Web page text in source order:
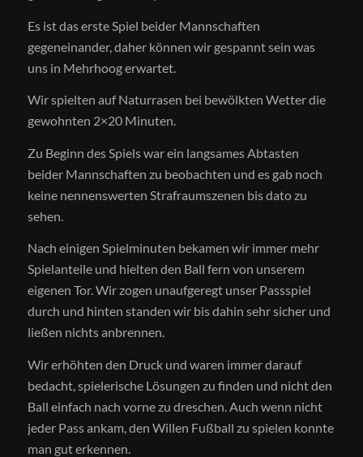
Es ist das erste Spiel beider Mannschaften
gegeneinander, daher können wir gespannt sein was
uns in Mehrhoog erwartet.
Wir spielten auf Naturrasen bei bewölkten Wetter die
gewohnten 2×20 Minuten.
Zu Beginn des Spiels war ein langsames Abtasten
beider Mannschaften zu beobachten und es gab noch
keine nennenswerten Strafraumszenen bis dato zu
sehen.
Nach einigen Spielminuten bekamen wir immer mehr
Spielanteile und hielten den Ball fern von unserem
eigenen Tor. Wir zogen unaufgeregt unser Passspiel
durch und hinten standen wir bis dahin sehr sicher und
ließen nichts anbrennen.
Wir erhöhten den Druck und waren immer darauf
bedacht, spielerische Lösungen zu finden und nicht den
Ball einfach nach vorne zu dreschen. Auch wenn nicht
jeder Pass ankam, den Willen Fußball zu spielen konnte
man gut erkennen.